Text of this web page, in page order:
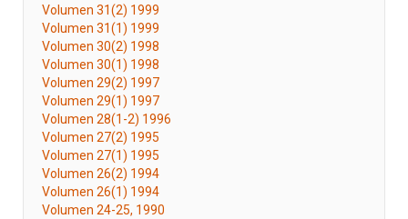
Volumen 31(2) 1999
Volumen 31(1) 1999
Volumen 30(2) 1998
Volumen 30(1) 1998
Volumen 29(2) 1997
Volumen 29(1) 1997
Volumen 28(1-2) 1996
Volumen 27(2) 1995
Volumen 27(1) 1995
Volumen 26(2) 1994
Volumen 26(1) 1994
Volumen 24-25, 1990